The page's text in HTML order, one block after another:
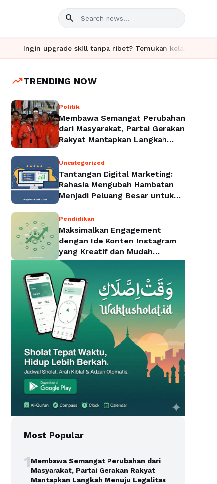
search
Ingin upgrade skill tanpa ribet? Temukan kelas seru dan
trending_upTRENDING NOW
Politik
Membawa Semangat Perubahan
dari Masyarakat, Partai Gerakan
Rakyat Mantapkan Langkah
Nasional
Uncategorized
Tantangan Digital Marketing:
Rahasia Mengubah Hambatan
Menjadi Peluang Besar untuk
Pendidikan
Maksimalkan Engagement
dengan Ide Konten Instagram
yang Kreatif dan Mudah
Diterapkan
Most Popular
1Membawa Semangat Perubahan dari
Masyarakat, Partai Gerakan Rakyat
Mantapkan Langkah Menuju Legalitas